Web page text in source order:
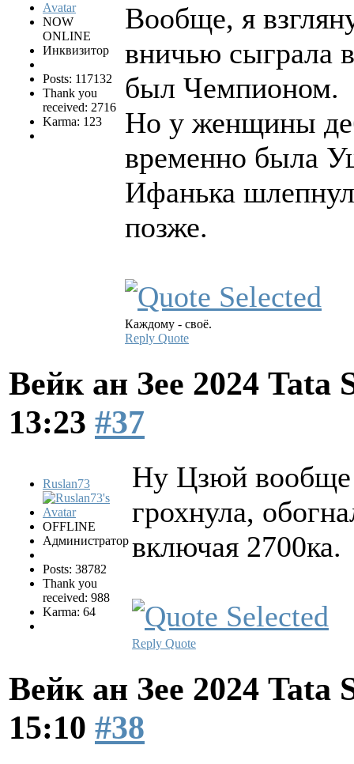
NOW
ONLINE
Инквизитор
Posts: 117132
Thank you
received: 2716
Karma: 123
Вообще, я
вничью сыграла
был Чемпионом.
Но у женщины
временно была
Ифанька
позже.
Каждому - своё.
Reply Quote
Вейк ан Зее 2024 Tata
13:23 #37
Ruslan73
OFFLINE
Администратор
Posts: 38782
Thank you
received: 988
Karma: 64
Ну Цзюй вообще
грохнула,
включая 2700ка.
Reply Quote
Вейк ан Зее 2024 Tata
15:10 #38